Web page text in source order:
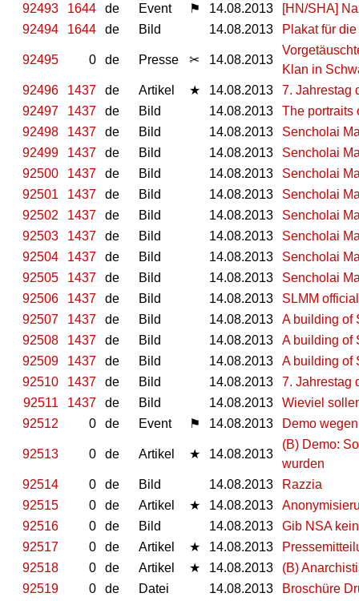
92493
1644 de Event ⚑ 14.08.2013
[HN/SHA]
92494
1644 de Bild 14.08.2013 Plakat für
92495 0 de Presse ✂ 14.08.2013
Klan in
92496
1437 de Artikel ★ 14.08.2013
7. Jahrestag
92497
1437 de Bild 14.08.2013
The portraits
92498
1437 de Bild 14.08.2013
Sencholai
92499
1437 de Bild 14.08.2013
Sencholai
92500
1437 de Bild 14.08.2013
Sencholai
92501
1437 de Bild 14.08.2013
Sencholai
92502
1437 de Bild 14.08.2013
Sencholai
92503
1437 de Bild 14.08.2013
Sencholai
92504
1437 de Bild 14.08.2013
Sencholai
92505
1437 de Bild 14.08.2013
Sencholai
92506
1437 de Bild 14.08.2013
SLMM
92507
1437 de Bild 14.08.2013
A building of
92508
1437 de Bild 14.08.2013
A building of
92509
1437 de Bild 14.08.2013
A building of
92510
1437 de Bild 14.08.2013
7. Jahrestag
92511
1437 de Bild 14.08.2013
Wieviel
92512
0 de Event ⚑ 14.08.2013 Demo
92513 0 de Artikel ★ 14.08.2013
(B) Demo:
wurden
92514
0 de Bild 14.08.2013
Razzia
92515
0 de Artikel ★ 14.08.2013
92516
0 de Bild 14.08.2013
Gib NSA
92517
0 de Artikel ★ 14.08.2013
92518
0 de Artikel ★ 14.08.2013
(B)
92519
0 de Datei 14.08.2013
Broschüre